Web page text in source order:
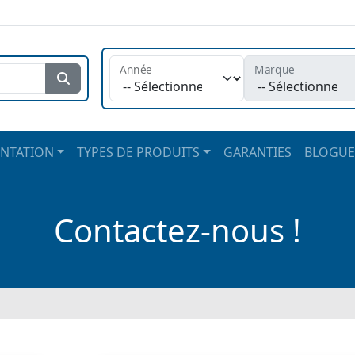
Rechercher
Année Marque
TYPES DE PRODUITS GARANTIES
Contactez-nous !